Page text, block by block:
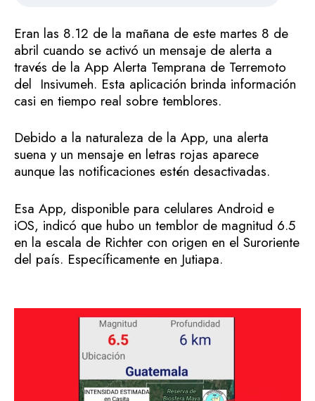
Eran las 8.12 de la mañana de este martes 8 de
abril cuando se activó un mensaje de alerta a
través de la App Alerta Temprana de Terremoto
del Insivumeh. Esta aplicación brinda información
casi en tiempo real sobre temblores.
Debido a la naturaleza de la App, una alerta
suena y un mensaje en letras rojas aparece
aunque las notificaciones estén desactivadas.
Esa App, disponible para celulares Android e
iOS, indicó que hubo un temblor de magnitud 6.5
en la escala de Richter con origen en el Suroriente
del país. Específicamente en Jutiapa.